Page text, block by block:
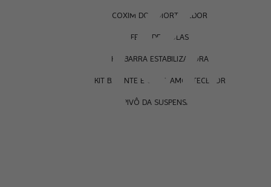
COXIM DO AMORTECEDOR
FEIXE DE MOLAS
KIT BARRA ESTABILIZADORA
KIT BATENTE E COIFA AMORTECEDOR
PIVÔ DA SUSPENSÃO